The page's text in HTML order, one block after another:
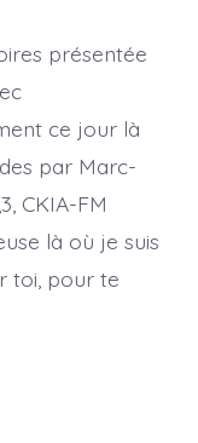
là
où
et
je
provoque
rencontre.
Lettre
d’amour
à
Édith.
présentée
ce jour là
par Marc-
CKIA-FM
là où je suis
toi, pour te